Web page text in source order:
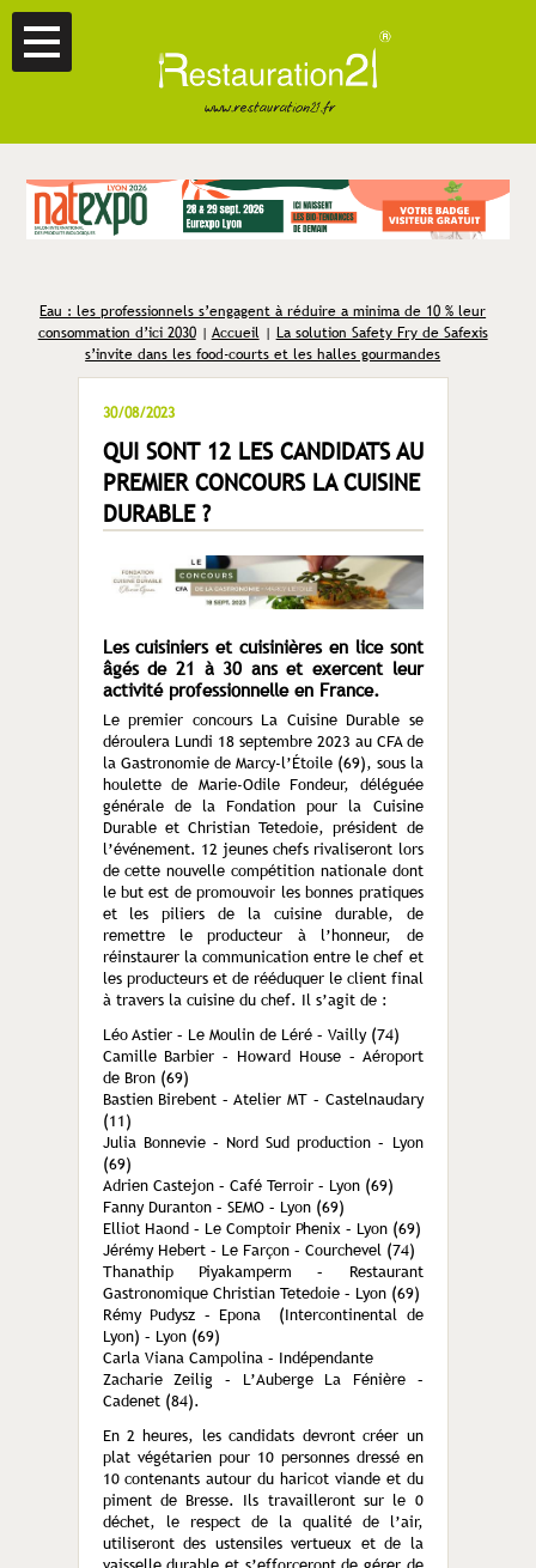
Eau : les professionnels s’engagent à réduire a minima de 10 % leur
consommation d’ici 2030| Accueil | La solution Safety Fry de Safexis
s’invite dans les food-courts et les halles gourmandes
30/08/2023
QUI SONT 12 LES CANDIDATS AU
PREMIER CONCOURS LA CUISINE
DURABLE ?
Les cuisiniers et cuisinières en lice sont
âgés de 21 à 30 ans et exercent leur
activité professionnelle en France.
Le premier concours La Cuisine Durable se
déroulera Lundi 18 septembre 2023 au CFA de
la Gastronomie de Marcy-l’Étoile (69), sous la
houlette de Marie-Odile Fondeur, déléguée
générale de la Fondation pour la Cuisine
Durable et Christian Tetedoie, président de
l’événement. 12 jeunes chefs rivaliseront lors
de cette nouvelle compétition nationale dont
le but est de promouvoir les bonnes pratiques
et les piliers de la cuisine durable, de
remettre le producteur à l’honneur, de
réinstaurer la communication entre le chef et
les producteurs et de rééduquer le client final
à travers la cuisine du chef. Il s’agit de :
Léo Astier – Le Moulin de Léré – Vailly (74)
Camille Barbier – Howard House – Aéroport
de Bron (69)
Bastien Birebent – Atelier MT – Castelnaudary
(11)
Julia Bonnevie – Nord Sud production – Lyon
(69)
Adrien Castejon – Café Terroir – Lyon (69)
Fanny Duranton – SEMO – Lyon (69)
Elliot Haond – Le Comptoir Phenix – Lyon (69)
Jérémy Hebert – Le Farçon – Courchevel (74)
Thanathip Piyakamperm – Restaurant
Gastronomique Christian Tetedoie – Lyon (69)
Rémy Pudysz – Epona (Intercontinental de
Lyon) – Lyon (69)
Carla Viana Campolina – Indépendante
Zacharie Zeilig – L’Auberge La Fénière –
Cadenet (84).
En 2 heures, les candidats devront créer un
plat végétarien pour 10 personnes dressé en
10 contenants autour du haricot viande et du
piment de Bresse. Ils travailleront sur le 0
déchet, le respect de la qualité de l’air,
utiliseront des ustensiles vertueux et de la